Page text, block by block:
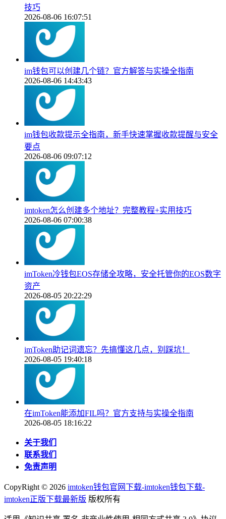
技巧
2026-08-06 16:07:51
im钱包可以创建几个链？官方解答与实操全指南
2026-08-06 14:43:43
im钱包收款提示全指南，新手快速掌握收款提醒与安全
要点
2026-08-06 09:07:12
imtoken怎么创建多个地址？完整教程+实用技巧
2026-08-06 07:00:38
imToken冷钱包EOS存储全攻略，安全托管你的EOS数字
资产
2026-08-05 20:22:29
imToken助记词遗忘？先搞懂这几点，别踩坑！
2026-08-05 19:40:18
在imToken能添加FIL吗？官方支持与实操全指南
2026-08-05 18:16:22
关于我们
联系我们
免责声明
CopyRight © 2026 imtoken钱包官网下载-imtoken钱包下载-
imtoken正版下载最新版 版权所有